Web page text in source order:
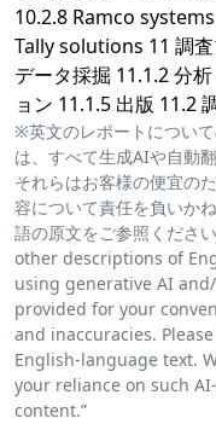
10.2.8 Ramco
Tally solutions 11 調
データ採掘 11.1.2 分
ョン 11.1.5 出版 11.2
※英文のレポートについ
は、すべて生成AIや自動
それらはお客様の便宜の
容について責任を負いか
語の原文をご参照くださ
other descriptions of
using generative AI
provided for your
and inaccuracies.
English-language text.
your reliance on such
content.”